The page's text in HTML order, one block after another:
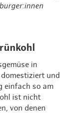
in
und
einfach so am
ist nicht
von denen